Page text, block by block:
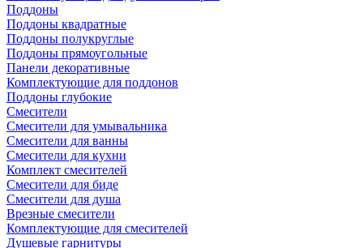
Поддоны
Поддоны квадратные
Поддоны полукруглые
Поддоны прямоугольные
Панели декоративные
Комплектующие для поддонов
Поддоны глубокие
Смесители
Смесители для умывальника
Смесители для ванны
Смесители для кухни
Комплект смесителей
Смесители для биде
Смесители для душа
Врезные смесители
Комплектующие для смесителей
Душевые гарнитуры